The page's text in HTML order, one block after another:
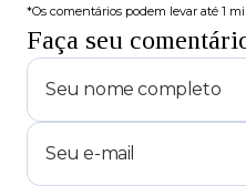
*Os comentários podem levar até 1
Faça seu